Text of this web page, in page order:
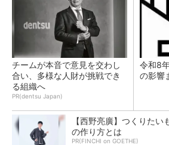
チームが本音で意見を交わし
合い、多様な人財が挑戦でき
る組織へ
PR(dentsu Japan)
令和8
の影響
【西野亮廣】つくりた
の作り方とは
PR(FINCHI on GOETHE)